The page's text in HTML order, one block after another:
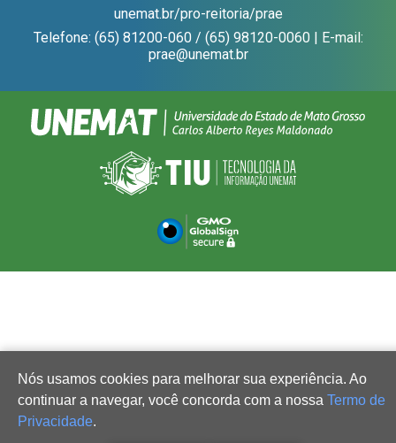
unemat.br/pro-reitoria/prae
Telefone: (65) 81200-060 / (65) 98120-0060 | E-mail:
prae@unemat.br
Nós usamos cookies para melhorar sua experiência. Ao
continuar a navegar, você concorda com a nossa Termo de
Privacidade.